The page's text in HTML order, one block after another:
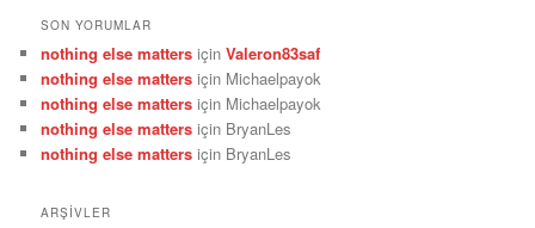
SON YORUMLAR
nothing else matters içinValeron83saf
nothing else matters için Michaelpayok
nothing else matters için Michaelpayok
nothing else matters için BryanLes
nothing else matters için BryanLes
ARŞIVLER